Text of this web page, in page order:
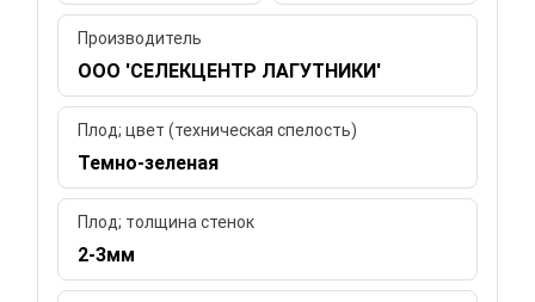
Производитель
ООО 'СЕЛЕКЦЕНТР ЛАГУТНИКИ'
Плод; цвет (техническая спелость)
Темно-зеленая
Плод; толщина стенок
2-3мм